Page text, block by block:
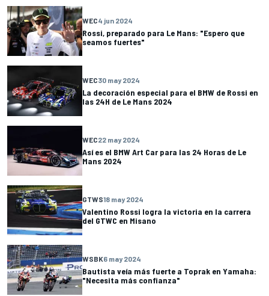
WEC4 jun 2024
Rossi, preparado para Le Mans: "Espero que
seamos fuertes"
WEC30 may 2024
La decoración especial para el BMW de Rossi en
las 24H de Le Mans 2024
WEC22 may 2024
Así es el BMW Art Car para las 24 Horas de Le
Mans 2024
GTWS18 may 2024
Valentino Rossi logra la victoria en la carrera
del GTWC en Misano
WSBK6 may 2024
Bautista veía más fuerte a Toprak en Yamaha:
"Necesita más confianza"